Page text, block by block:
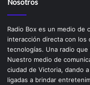
Nosotros
Radio Box es un medio de
interacción directa con los
tecnologías. Una radio
Nuestro medio de
ciudad de Victoria, dando
ligadas a brindar